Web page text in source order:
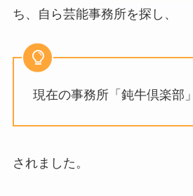
ち、自ら芸能事務所を探し、
現在の事務所「鈍牛倶楽部
されました。